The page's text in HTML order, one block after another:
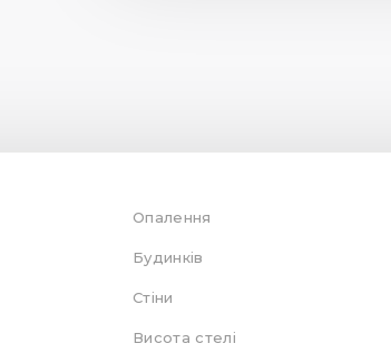
Опалення
Будинків
Стіни
Висота стелі